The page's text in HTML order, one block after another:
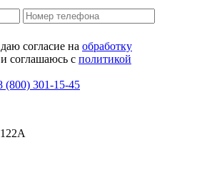
согласие на обработку
и соглашаюсь с политикой
(800) 301-15-45